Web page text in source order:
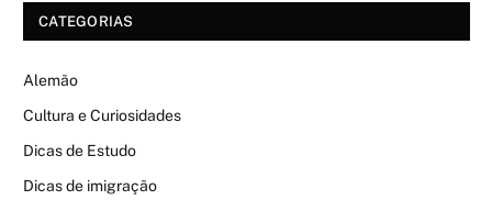
CATEGORIAS
Alemão
Cultura e Curiosidades
Dicas de Estudo
Dicas de imigração